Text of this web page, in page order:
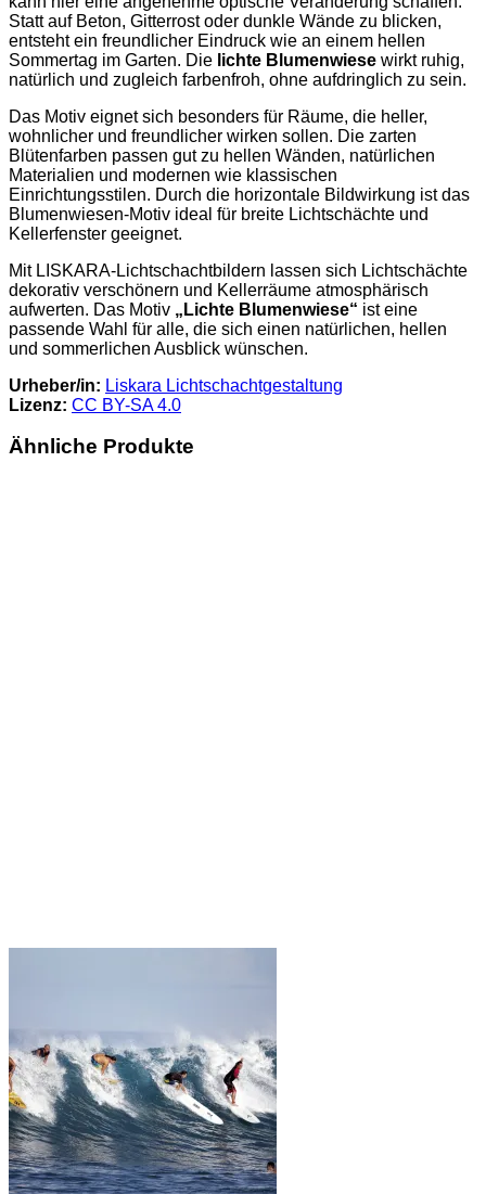
Statt auf Beton, Gitterrost oder dunkle Wände zu blicken,
entsteht ein freundlicher Eindruck wie an einem hellen
Sommertag im Garten. Die lichte Blumenwiese wirkt ruhig,
natürlich und zugleich farbenfroh, ohne aufdringlich zu sein.
Das Motiv eignet sich besonders für Räume, die heller,
wohnlicher und freundlicher wirken sollen. Die zarten
Blütenfarben passen gut zu hellen Wänden, natürlichen
Materialien und modernen wie klassischen
Einrichtungsstilen. Durch die horizontale Bildwirkung ist das
Blumenwiesen-Motiv ideal für breite Lichtschächte und
Kellerfenster geeignet.
Mit LISKARA-Lichtschachtbildern lassen sich Lichtschächte
dekorativ verschönern und Kellerräume atmosphärisch
aufwerten. Das Motiv „Lichte Blumenwiese“ ist eine
passende Wahl für alle, die sich einen natürlichen, hellen
und sommerlichen Ausblick wünschen.
Urheber/in: Liskara Lichtschachtgestaltung
Lizenz: CC BY-SA 4.0
Ähnliche Produkte